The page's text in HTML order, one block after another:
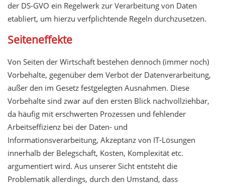
der DS-GVO ein Regelwerk zur Verarbeitung von Daten
etabliert, um hierzu verfplichtende Regeln durchzusetzen.
Seiteneffekte
Von Seiten der Wirtschaft bestehen dennoch (immer noch)
Vorbehalte, gegenüber dem Verbot der Datenverarbeitung,
außer den im Gesetz festgelegten Ausnahmen. Diese
Vorbehalte sind zwar auf den ersten Blick nachvollziehbar,
da häufig mit erschwerten Prozessen und fehlender
Arbeitseffizienz bei der Daten- und
Informationsverarbeitung, Akzeptanz von IT-Lösungen
innerhalb der Belegschaft, Kosten, Komplexität etc.
argumentiert wird. Aus unserer Sicht entsteht die
Problematik allerdings, durch den Umstand, dass